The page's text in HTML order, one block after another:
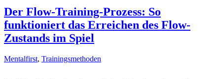
Der Flow-Training-Prozess: So
funktioniert das Erreichen des Flow-
Zustands im Spiel
Mentalfirst, Trainingsmethoden